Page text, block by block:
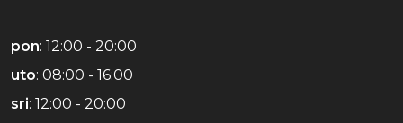
pon: 12:00 - 20:00
uto: 08:00 - 16:00
sri: 12:00 - 20:00